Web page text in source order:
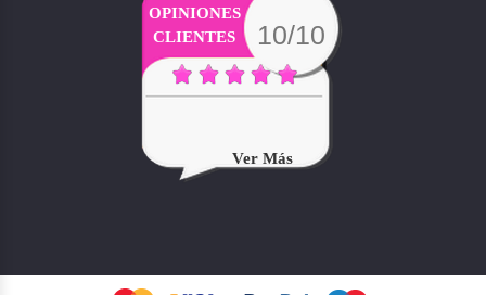
OPINIONES
CLIENTES
10/10
Ver Más